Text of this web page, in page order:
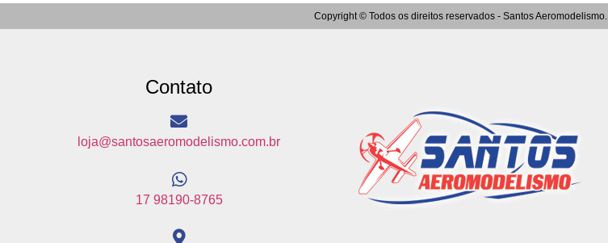
Copyright © Todos os direitos reservados - Santos Aeromodelismo.
Contato
loja@santosaeromodelismo.com.br
17 98190-8765